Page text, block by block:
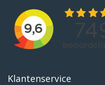
Klantenservice